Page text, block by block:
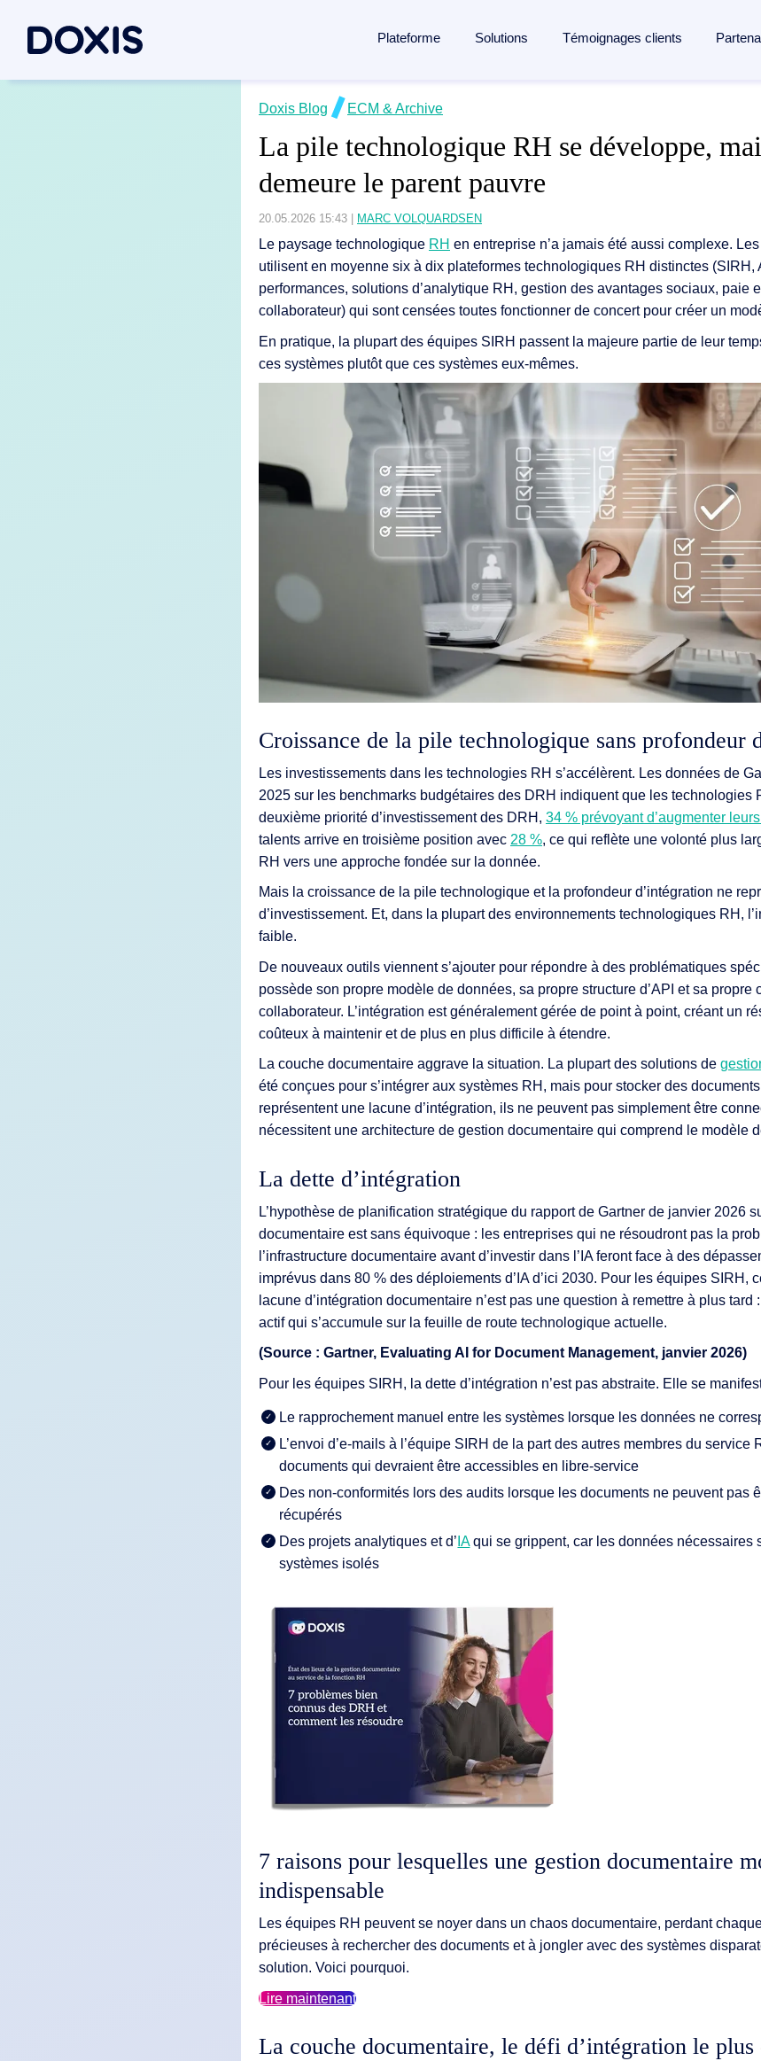
Plateforme
Doxis Intelligent Content Automation
Réunissez l'ensemble du cycle de vie de vos documents sur une
Découvrir la plateforme →
Gestion documentaire
Traitement documentaire
Génération de documents
Automatisation documentaire pour SAP
Fonctionnalités IA
Intégrations
Déploiement & services
Solutions
Cas d’usage
Gestion documentaire
Automatisation des factures
Gestion des contrats
Archivage
Traitement des courriers entrants
Gestion des cas
Tous les cas d'usages
Industrie manufacturière
Logistique
Santé
Témoignages clients
À propos de Doxis
À propos de Doxis
Direction
Responsabilité sociale
Bureaux
Actualités
Carrières
Blog
Médiathèque
Événements
Lexique
Doxis Blog ECM & Archive
La pile technologique RH se développe,
demeure le parent pauvre
20.05.2026 15:43 MARC VOLQUARDSEN
Le paysage technologique RH en entreprise n’a jamais été aussi complexe.
utilisent en moyenne six à dix plateformes technologiques RH distinctes (SIRH,
performances, solutions d’analytique RH, gestion des avantages sociaux, paie
collaborateur) qui sont censées toutes fonctionner de concert pour créer un
En pratique, la plupart des équipes SIRH passent la majeure partie de leur
ces systèmes plutôt que ces systèmes eux-mêmes.
Croissance de la pile technologique sans profondeur
Les investissements dans les technologies RH s’accélèrent. Les données de
2025 sur les benchmarks budgétaires des DRH indiquent que les technologies
deuxième priorité d’investissement des DRH, 34 % prévoyant d’augmenter
talents arrive en troisième position avec 28 %, ce qui reflète une volonté plus
RH vers une approche fondée sur la donnée.
Mais la croissance de la pile technologique et la profondeur d’intégration ne
d’investissement. Et, dans la plupart des environnements technologiques RH,
faible.
De nouveaux outils viennent s’ajouter pour répondre à des problématiques
possède son propre modèle de données, sa propre structure d’API et sa propre
collaborateur. L’intégration est généralement gérée de point à point, créant un
coûteux à maintenir et de plus en plus difficile à étendre.
La couche documentaire aggrave la situation. La plupart des solutions de
été conçues pour s’intégrer aux systèmes RH, mais pour stocker des
représentent une lacune d’intégration, ils ne peuvent pas simplement être
nécessitent une architecture de gestion documentaire qui comprend le modèle
La dette d’intégration
L’hypothèse de planification stratégique du rapport de Gartner de janvier 2026
documentaire est sans équivoque : les entreprises qui ne résoudront pas la
l’infrastructure documentaire avant d’investir dans l’IA feront face à des
imprévus dans 80 % des déploiements d’IA d’ici 2030. Pour les équipes SIRH,
lacune d’intégration documentaire n’est pas une question à remettre à plus tard
actif qui s’accumule sur la feuille de route technologique actuelle.
(Source : Gartner, Evaluating AI for Document Management, janvier 2026)
Pour les équipes SIRH, la dette d’intégration n’est pas abstraite. Elle se
Le rapprochement manuel entre les systèmes lorsque les données ne
L’envoi d’e-mails à l’équipe SIRH de la part des autres membres du service
documents qui devraient être accessibles en libre-service
Des non-conformités lors des audits lorsque les documents ne peuvent pas
récupérés
Des projets analytiques et d’ IAqui se grippent, car les données nécessaires
systèmes isolés
7 raisons pour lesquelles une gestion documentaire
indispensable
Les équipes RH peuvent se noyer dans un chaos documentaire, perdant
précieuses à rechercher des documents et à jongler avec des systèmes
solution. Voici pourquoi.
Lire maintenant
La couche documentaire, le défi d’intégration le